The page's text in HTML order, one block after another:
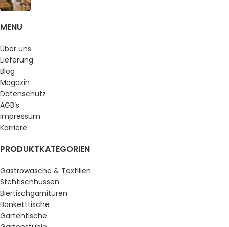
MENU
Über uns
Lieferung
Blog
Magazin
Datenschutz
AGB’s
Impressum
Karriere
PRODUKTKATEGORIEN
Gastrowäsche & Textilien
Stehtischhussen
Biertischgarnituren
Banketttische
Gartentische